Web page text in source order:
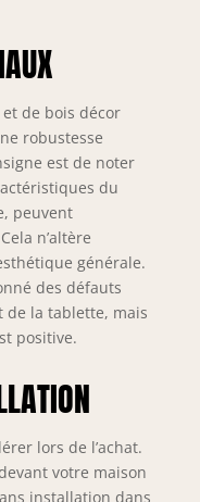
de bois décor
robustesse
est de noter
du
peuvent
n’altère
générale.
des défauts
la tablette, mais
positive.
lors de l’achat.
votre maison
installation dans